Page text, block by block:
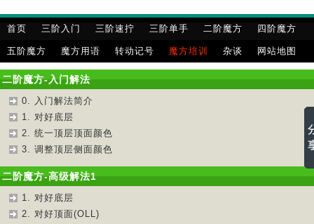
首页 三阶入门 三阶速拧 三阶单手 二阶魔方 四阶魔方
五阶魔方 魔方用语 转动记号 魔方培训 杂谈 网站地图
二阶魔方-入门解法
0. 入门解法简介
1. 对好底层
2. 统一顶层顶面颜色
3. 调整顶层侧面颜色
二阶魔方-高级解法1
1. 对好底层
2. 对好顶面(OLL)